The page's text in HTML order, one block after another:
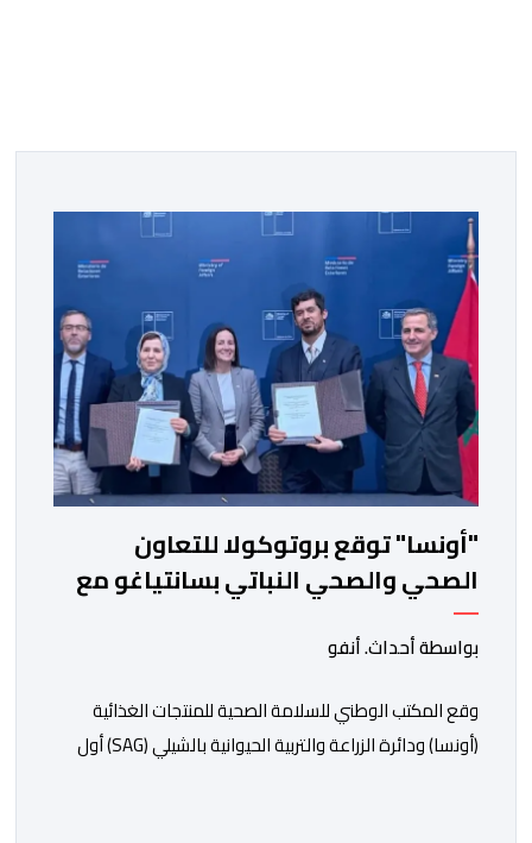
"أونسا" توقع بروتوكولا للتعاون
الصحي والصحي النباتي بسانتياغو مع
دائرة الزراعة وتربية المواشي
بواسطة أحداث. أنفو
وقع المكتب الوطني للسلامة الصحية للمنتجات الغذائية
(أونسا) ودائرة الزراعة والتربية الحيوانية بالشيلي (SAG) أول